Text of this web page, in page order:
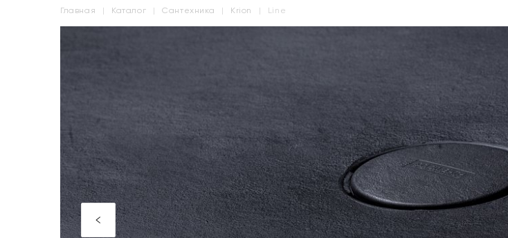
главная | каталог | сантехника | krion | Line